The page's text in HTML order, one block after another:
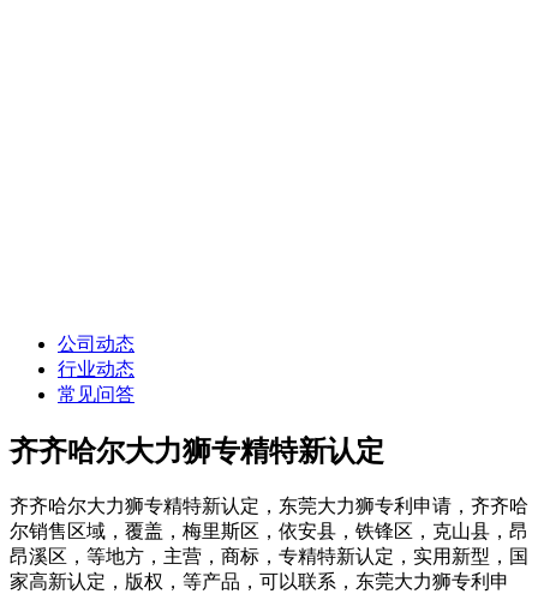
公司动态
行业动态
常见问答
齐齐哈尔大力狮专精特新认定
齐齐哈尔大力狮专精特新认定，东莞大力狮专利申请，齐齐哈
尔销售区域，覆盖，梅里斯区，依安县，铁锋区，克山县，昂
昂溪区，等地方，主营，商标，专精特新认定，实用新型，国
家高新认定，版权，等产品，可以联系，东莞大力狮专利申